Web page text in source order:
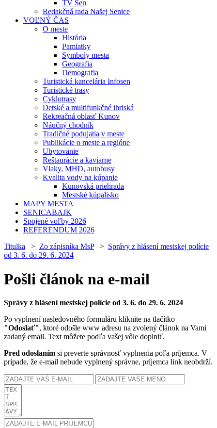
TV Sen
Redakčná rada Našej Senice
VOĽNÝ ČAS
O meste
História
Pamiatky
Symboly mesta
Geografia
Demografia
Turistická kancelária Infosen
Turistické trasy
Cyklotrasy
Detské a multifunkčné ihriská
Rekreačná oblasť Kunov
Náučný chodník
Tradičné podujatia v meste
Publikácie o meste a regióne
Ubytovanie
Reštaurácie a kaviarne
Vlaky, MHD, autobusy
Kvalita vody na kúpanie
Kunovská priehrada
Mestské kúpalisko
MAPY MESTA
SENICABAJK
Spojené voľby 2026
REFERENDUM 2026
Titulka > Zo zápisníka MsP> Správy z hlásení mestskej polície
od 3. 6. do 29. 6. 2024
Pošli článok na e-mail
Správy z hlásení mestskej polície od 3. 6. do 29. 6. 2024
Po vyplnení nasledovného formuláru kliknite na tlačítko
"Odoslať", ktoré odošle www adresu na zvolený článok na Vami
zadaný email. Text môžete podľa vašej vôle doplniť.
Pred odoslaním si preverte správnosť vyplnenia poľa príjemca. V
prípade, že e-mail nebude vyplnený správne, príjemca link neobdrží.